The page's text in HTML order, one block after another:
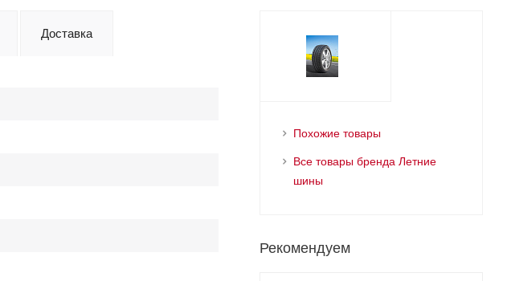
Доставка
Похожие товары
Все товары бренда Летние
шины
Рекомендуем